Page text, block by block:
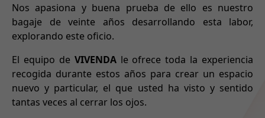
Nos apasiona y buena prueba de ello es nuestro
bagaje de veinte años desarrollando esta labor,
explorando este oficio.
El equipo de VIVENDAle ofrece toda la experiencia
recogida durante estos años para crear un espacio
nuevo y particular, el que usted ha visto y sentido
tantas veces al cerrar los ojos.